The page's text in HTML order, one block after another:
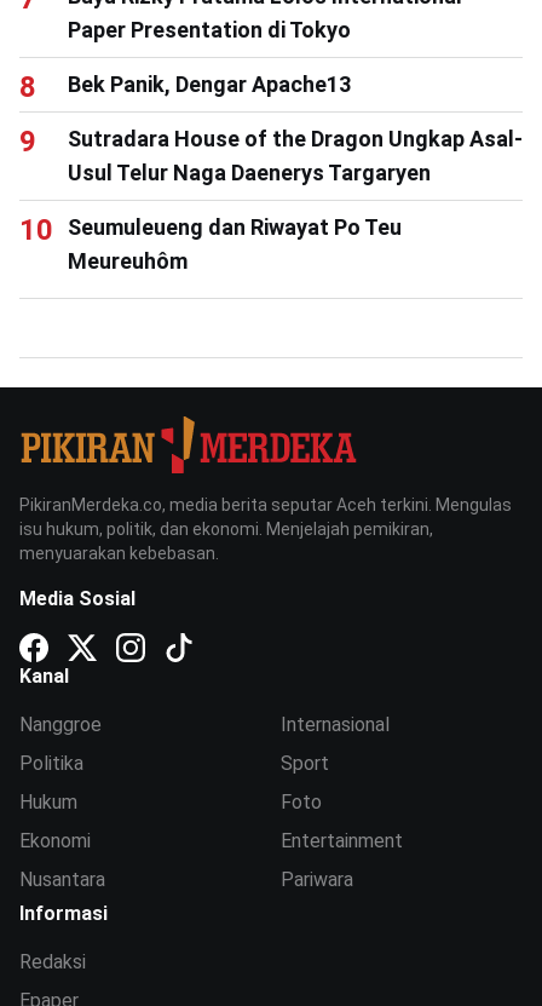
Paper Presentation di Tokyo
Bek Panik, Dengar Apache13
Sutradara House of the Dragon Ungkap Asal-
Usul Telur Naga Daenerys Targaryen
Seumuleueng dan Riwayat Po Teu
Meureuhôm
PikiranMerdeka.co, media berita seputar Aceh terkini. Mengulas
isu hukum, politik, dan ekonomi. Menjelajah pemikiran,
menyuarakan kebebasan.
Media Sosial
Kanal
Nanggroe
Politika
Hukum
Ekonomi
Nusantara
Internasional
Sport
Foto
Entertainment
Pariwara
Informasi
Redaksi
Epaper